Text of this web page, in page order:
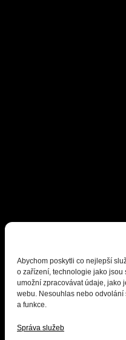
Abychom poskytli co nejlepší
o zařízení, technologie jako
umožní zpracovávat údaje, jako
webu. Nesouhlas nebo
a funkce.
Správa služeb